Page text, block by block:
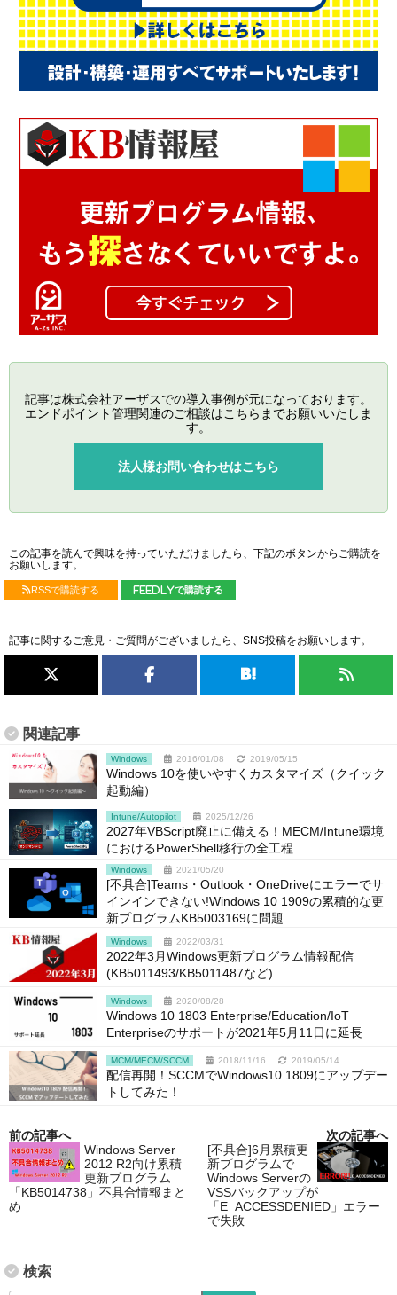
記事は株式会社アーザスでの導入事例が元になっております。
エンドポイント管理関連のご相談はこちらまでお願いいたしま
す。
法人様お問い合わせはこちら
この記事を読んで興味を持っていただけましたら、下記のボタンからご購読を
お願いします。
RSSで購読する feedlyで購読する
記事に関するご意見・ご質問がございましたら、SNS投稿をお願いします。
関連記事
Windows 2016/01/08 2019/05/15
Windows 10を使いやすくカスタマイズ（クイック
起動編）
Intune/Autopilot 2025/12/26
2027年VBScript廃止に備える！MECM/Intune環境
におけるPowerShell移行の全工程
Windows 2021/05/20
[不具合]Teams・Outlook・OneDriveにエラーでサ
インインできない!Windows 10 1909の累積的な更
新プログラムKB5003169に問題
Windows 2022/03/31
2022年3月Windows更新プログラム情報配信
(KB5011493/KB5011487など)
Windows 2020/08/28
Windows 10 1803 Enterprise/Education/IoT
Enterpriseのサポートが2021年5月11日に延長
MCM/MECM/SCCM 2018/11/16 2019/05/14
配信再開！SCCMでWindows10 1809にアップデー
トしてみた！
前の記事へ
Windows Server
2012 R2向け累積
更新プログラム
「KB5014738」不具合情報まと
め
次の記事へ
[不具合]6月累積更
新プログラムで
Windows Serverの
VSSバックアップが
「E_ACCESSDENIED」エラー
で失敗
検索